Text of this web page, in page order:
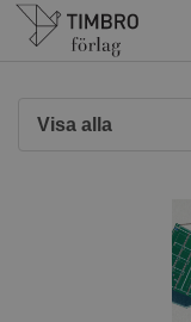
Timbro